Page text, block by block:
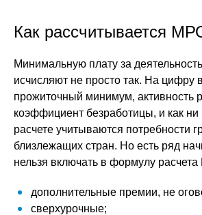
Как рассчитывается
Минимальную плату за
исчисляют не просто так. На цифру
прожиточный минимум, активность
коэффициент безработицы, и как ни
расчете учитываются потребности
близлежащих стран. Но есть ряд
нельзя включать в формулу
дополнительные премии, не
сверхурочные;